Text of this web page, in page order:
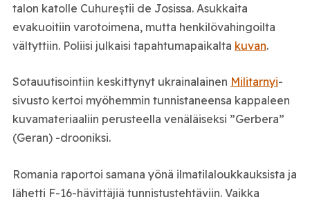
talon katolle Cuhureștii de Josissa. Asukkaita
evakuoitiin varotoimena, mutta henkilövahingoilta
vältyttiin. Poliisi julkaisi tapahtumapaikalta kuvan.
Sotauutisointiin keskittynyt ukrainalainen Militarnyi-
sivusto kertoi myöhemmin tunnistaneensa kappaleen
kuvamateriaaliin perusteella venäläiseksi ”Gerbera”
(Geran) -drooniksi.
Romania raportoi samana yönä ilmatilaloukkauksista ja
lähetti F-16-hävittäjiä tunnistustehtäviin. Vaikka